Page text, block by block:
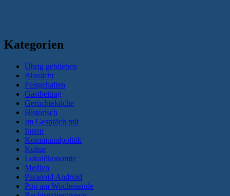
Kategorien
Übrig geblieben
Blaulicht
Festgehalten
Gastbeitrag
Gerüchteküche
Historisch
Im Gespräch mit
Intern
Kommunalpolitik
Kultur
Lokalökonomie
Medien
Paranoid Android
Pop am Wochenende